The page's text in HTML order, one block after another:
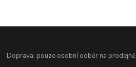
Doprava: pouze osobní odběr na prodejně